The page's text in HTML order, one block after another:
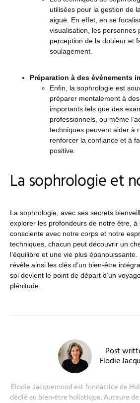
utilisées pour la gestion de
aiguë. En effet, en se
visualisation, les personnes
perception de la douleur et
soulagement.
Préparation à des événements
Enfin, la sophrologie est
préparer mentalement à
importants tels que des
professionnels, ou même
techniques peuvent aider à
renforcer la confiance et à
positive.
La sophrologie et
La sophrologie, avec ses secrets
explorer les profondeurs de notre être, à
consciente avec notre corps et notre
techniques, chacun peut découvrir un
l’équilibre et une vie plus
révèle ainsi les clés d’un bien-être
soi devient le point de départ d’un
plénitude.
Post
Elodie
Élodie Jacquemond est fondatrice de
dédié au bien-être holistique. Auteure de